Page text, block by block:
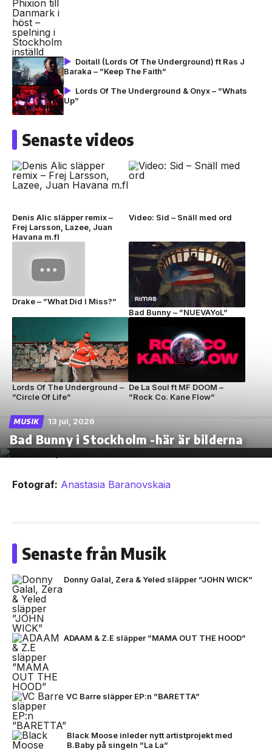
Doitall (Lords Of The Underground) ft Ras J
Baraka – ”Keep The Faith”
Lords Of The Underground & Onyx – ”Whats
Up”
Senaste videos
Denis Alic släpper remix –
Frej Larsson, Lazee, Juan
Havana m.fl
Video: Sid – Snäll med ord
Drake – ”What Did I Miss?”
Bad Bunny – ”NUEVAYoL”
Lords Of The Underground –
”Circle Of Life”
De La Soul ft MF DOOM –
”Rock Co. Kane Flow”
MUSIK 13 jul, 2026
Bad Bunny i Stockholm -här är bilderna
Fotograf: Anastasia Baranovskaia
Senaste från Musik
Donny Galal, Zera & Yeled släpper ”JOHN WICK”
ADAAM & Z.E släpper ”MAMA OUT THE HOOD”
VC Barre släpper EP:n ”BARETTA”
Black Moose inleder nytt artistprojekt med
B.Baby på singeln ”La La”